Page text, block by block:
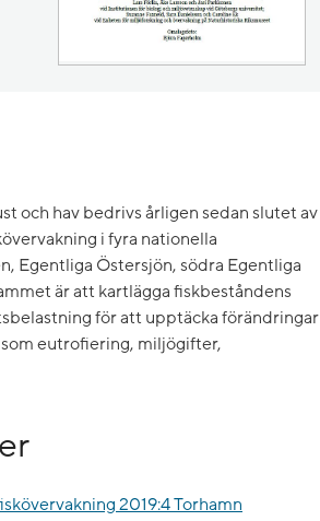
och hav bedrivs årligen sedan slutet av
i fyra nationella
Egentliga Östersjön, södra Egentliga
är att kartlägga fiskbeståndens
för att upptäcka förändringar
eutrofiering, miljögifter,
2019:4 Torhamn